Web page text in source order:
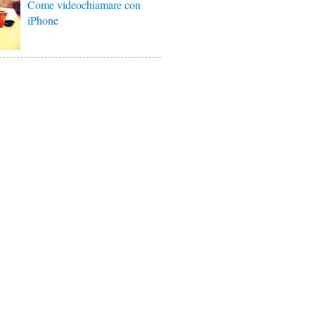
Come videochiamare con
iPhone